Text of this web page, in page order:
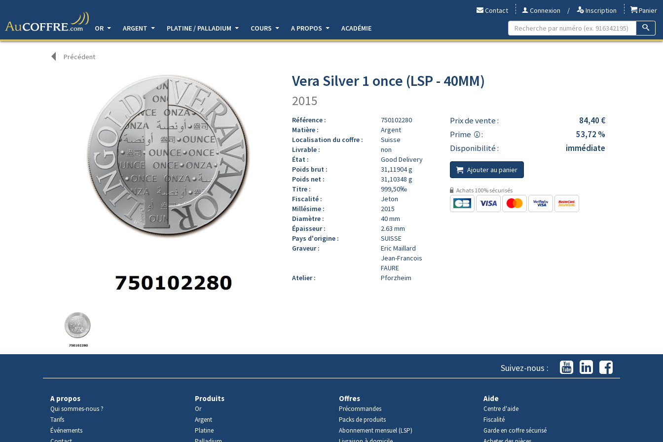
Contact Connexion / Inscription
Panier
OR
ARGENT PLATINE / PALLADIUM COURS A PROPOS ACADÉMIE
Précédent
produit
Vera Silver 1 once (LSP - 40MM)
2015
Référence :
750102280
Matière :
Argent
Localisation du coffre :
Suisse
Livrable :
non
État :
Good Delivery
Poids brut :
31,11904 g
Poids net :
31,10348 g
Titre :
999,50‰
Fiscalité :
Jeton
Millésime :
2015
Diamètre :
40 mm
Épaisseur :
2.63 mm
Pays d'origine :
SUISSE
Graveur :
Eric Maillard
Jean-Francois
FAURE
Atelier :
Pforzheim
Prix de vente :
84,40 €
Prime
:
53,72 %
Disponibilité :
immédiate
Ajouter au panier
Achats 100% sécurisés
Suivez-nous :
A propos
Qui sommes-nous ?
Tarifs
Événements
Produits
Or
Argent
Platine
Offres
Précommandes
Packs de produits
Abonnement mensuel (LSP)
Aide
Centre d'aide
Fiscalité
Garde en coffre sécurisé